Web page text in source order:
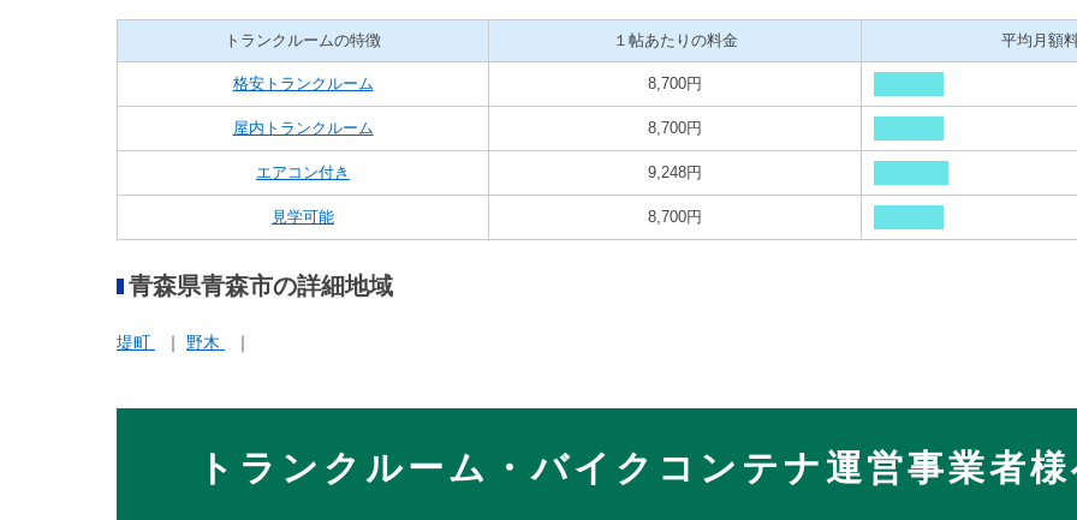
トランクルームの特徴 １帖あたりの料金 平均月額
格安トランクルーム 8,700円
屋内トランクルーム 8,700円
エアコン付き 9,248円
見学可能 8,700円
青森県青森市の詳細地域
堤町 野木
トランクルーム・バイクコンテナ運営事業者